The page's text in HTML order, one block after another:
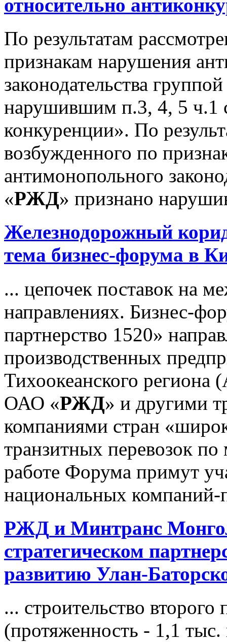
относительно
По результатам
признакам нарушения
законодательства
нарушившим п.3, 4, 5 ч.1
конкуренции». По
возбужденного по
антимонопольного
«РЖД» признано
Железнодорожный
тема бизнес-форума в
... цепочек поставок на
направлениях. Бизнес-
партнерство 1520»
производственных
Тихоокеанского региона
ОАО «РЖД» и другими
компаниями стран
транзитных перевозок
работе Форума примут
национальных компаний-
РЖД и Минтранс
стратегическом
развитию Улан-
... строительство
(протяженность - 1,1